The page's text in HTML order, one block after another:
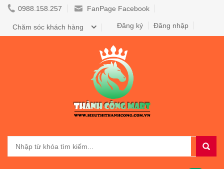
0988.158.257 FanPage Facebook
Đăng nhập
Đăng ký
Chăm sóc khách hàng